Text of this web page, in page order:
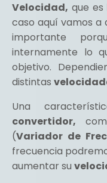
Velocidad, que es
caso aquí vamos a
importante
internamente lo
objetivo.
distintas
Una
convertidor,
(Variador de
frecuencia
aumentar su